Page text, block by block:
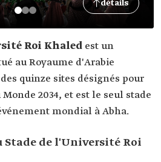
détails
Roi Khaled est un
au Royaume d'Arabie
quinze sites désignés pour
2034, et est le seul stade
mondial à Abha.
Stade de l'Université Roi